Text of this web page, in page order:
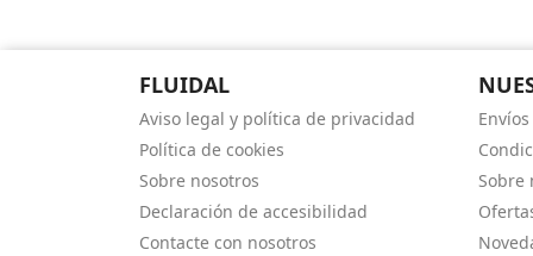
FLUIDAL
Aviso legal y política de privacidad
Política de cookies
Sobre nosotros
Declaración de accesibilidad
Contacte con nosotros
Sobre